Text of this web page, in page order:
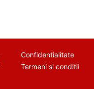
Confidentialitate
Termeni si conditii